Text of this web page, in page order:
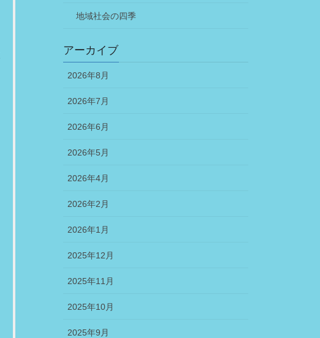
地域社会の四季
アーカイブ
2026年8月
2026年7月
2026年6月
2026年5月
2026年4月
2026年2月
2026年1月
2025年12月
2025年11月
2025年10月
2025年9月